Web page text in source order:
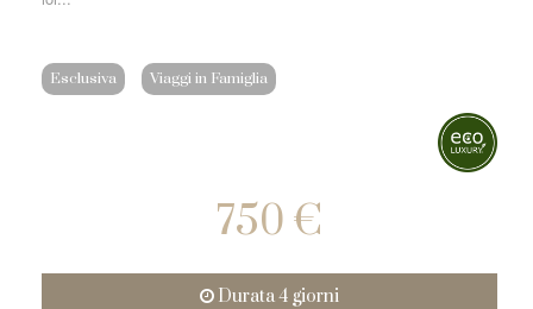
Esclusiva Viaggi in Famiglia
750 €
Durata 4 giorni